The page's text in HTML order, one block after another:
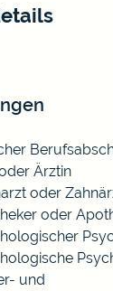
Ärztin
oder
oder
und